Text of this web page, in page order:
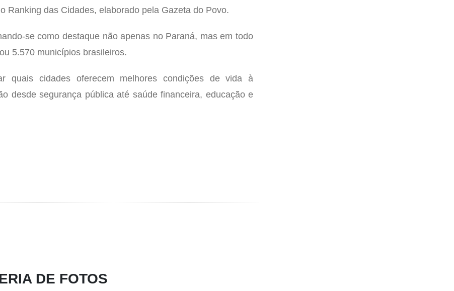
Ranking das Cidades, elaborado pela Gazeta do Povo.
se como destaque não apenas no Paraná, mas em todo
5.570 municípios brasileiros.
quais cidades oferecem melhores condições de vida à
desde segurança pública até saúde financeira, educação e
DE FOTOS